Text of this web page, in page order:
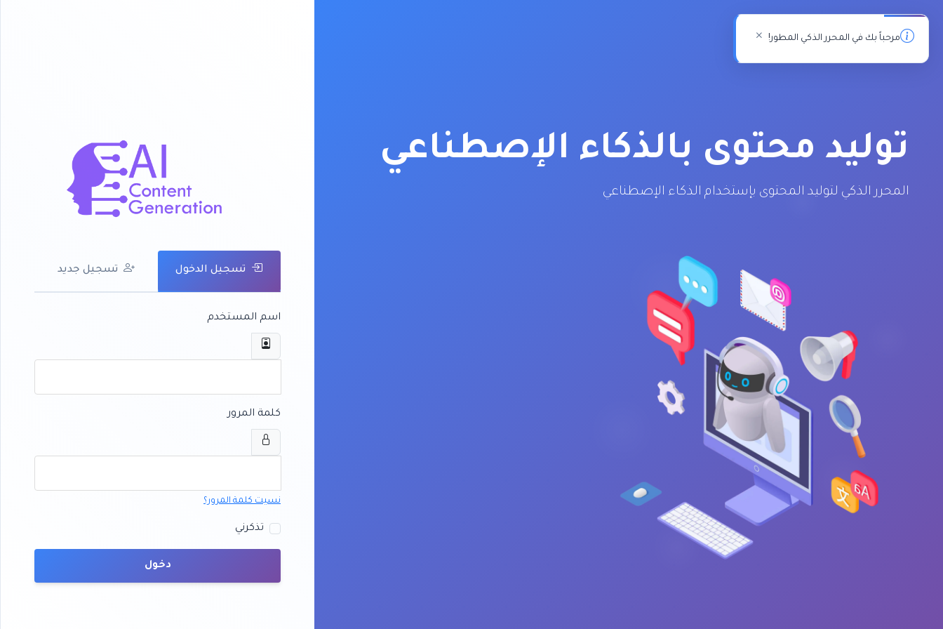
توليد محتوى بالذكاء الإصطناعي
المحرر الذكي لتوليد المحتوى بإستخدام الذكاء الإصطناعي
تسجيل الدخول تسجيل جديد
اسم المستخدم
كلمة المرور
نسيت كلمة المرور؟
تذكرني
دخول
مرحباً بك في المحرر الذكي المطور!